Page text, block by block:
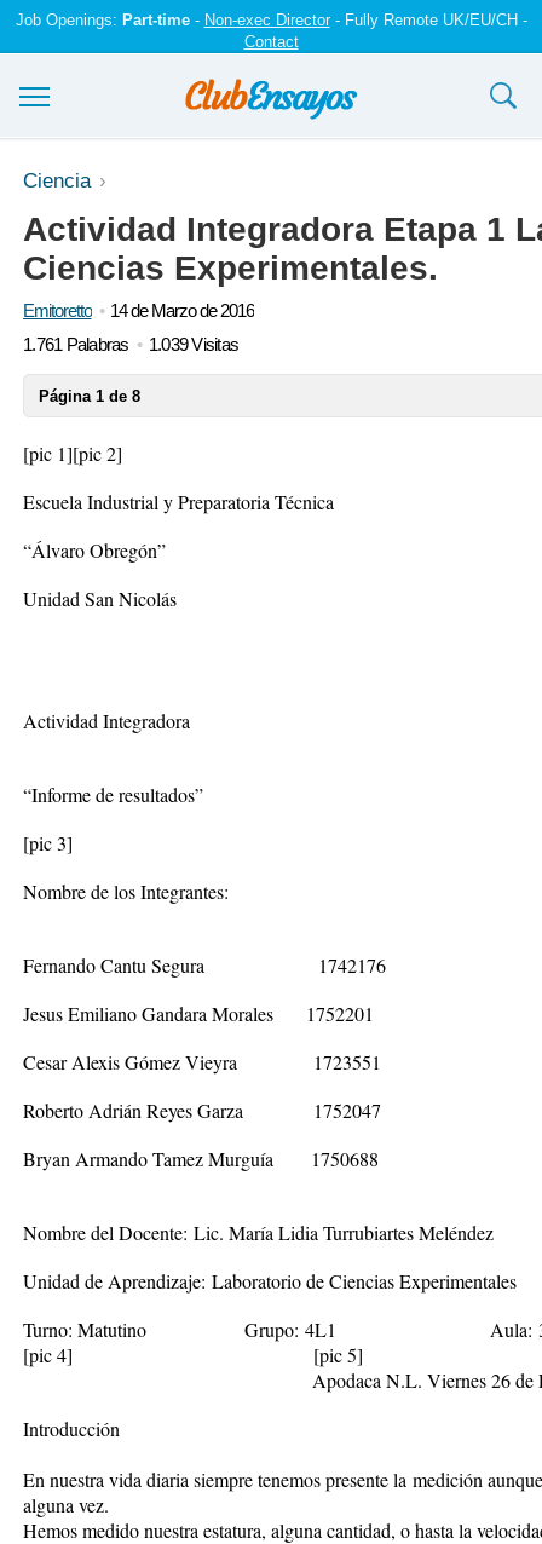
Job Openings: Part-time- Non-exec Director- Fully Remote UK/EU/CH -
Contact
Ensayos y trabajos
Registrarse
Iniciar sesión
Ciencia
Actividad Integradora Etapa 1
Ciencias Experimentales.
Emitoretto
14 de Marzo de 2016
1.761 Palabras
1.039 Visitas
Página 1 de 8
[pic 1][pic 2]
Escuela Industrial y Preparatoria Técnica
“Álvaro Obregón”
Unidad San
Actividad Integradora
“Informe de resultados”
[pic 3]
Nombre de los Integrantes:
Fernando Cantu Segura 1742176
Jesus Emiliano Gandara Morales 1752201
Cesar Alexis Gómez Vieyra 1723551
Roberto Adrián Reyes Garza 1752047
Bryan Armando Tamez Murguía 1750688
Nombre del Docente: Lic. María Lidia Turrubiartes Meléndez
Unidad de Aprendizaje: Laboratorio de Ciencias Experimentales
Turno: Matutino Grupo: 4L1 Aula:
[pic 4]
[pic 5]
Apodaca N.L. Viernes 26 de
Introducción
En nuestra vida diaria siempre tenemos presente la medición
alguna vez.
Hemos medido nuestra estatura, alguna cantidad, o hasta la